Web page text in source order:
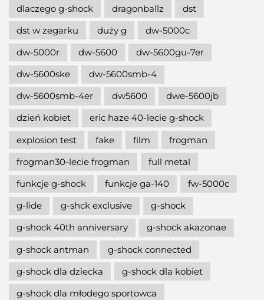
dlaczego g-shock
dragonballz
dst
dst w zegarku
duży g
dw-5000c
dw-5000r
dw-5600
dw-5600gu-7er
dw-5600ske
dw-5600smb-4
dw-5600smb-4er
dw5600
dwe-5600jb
dzień kobiet
eric haze 40-lecie g-shock
explosion test
fake film
frogman
frogman30-lecie frogman
full metal
funkcje g-shock
funkcje ga-140
fw-5000c
g-lide
g-shck exclusive
g-shock
g-shock 40th anniversary
g-shock akazonae
g-shock antman
g-shock connected
g-shock dla dziecka
g-shock dla kobiet
g-shock dla młodego sportowca